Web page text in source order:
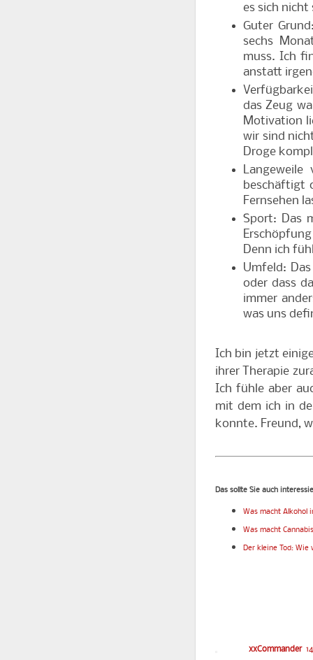
es sich
Guter
sechs
muss. Ich
anstatt
das Zeug
Motivation
wir sind
Droge
beschäftigt
Fernsehen
Sport: Das
Denn ich
Umfeld:
oder dass
immer
was uns
Ich bin jetzt
ihrer Therapie
Ich fühle aber
mit dem ich in
konnte. Freund,
Das sollte Sie auch
Was macht Alkohol
Was macht
Der kleine Tod:
xxCommander